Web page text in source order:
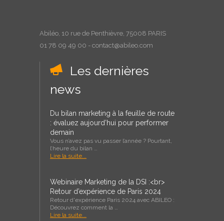
Abiléo, 10 rue de Penthièvre, 75008 PARIS
01 78 09 49 00 - contact@abileo.com
Les dernières
news
Du bilan marketing à la feuille de route
: évaluez aujourd’hui pour performer
demain
Vous n’avez pas vu passer l’année ? Pourtant,
l’heure du bilan …
Lire la suite...
Webinaire Marketing de la DSI :<br>
Retour d’expérience de Paris 2024
Retour d'expérience Paris 2024 avec ABILEO :
Découvrez comment la …
Lire la suite...